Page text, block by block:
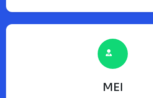
MEI